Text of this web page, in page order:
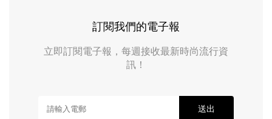
訂閱我們的電子報
立即訂閱電子報，每週接收最新時尚流行資
訊！
送出